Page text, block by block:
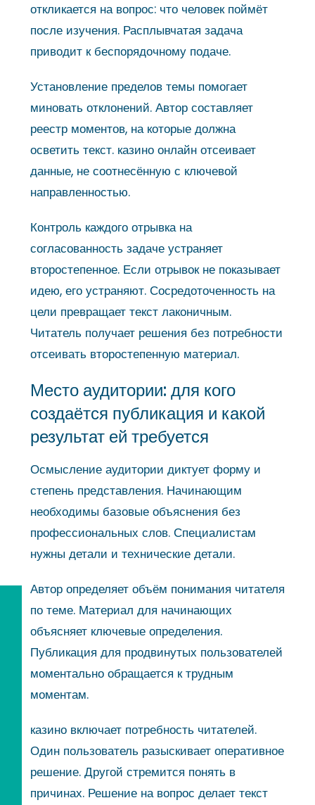
откликается на вопрос: что человек поймёт
после изучения. Расплывчатая задача
приводит к беспорядочному подаче.
Установление пределов темы помогает
миновать отклонений. Автор составляет
реестр моментов, на которые должна
осветить текст. казино онлайн отсеивает
данные, не соотнесённую с ключевой
направленностью.
Контроль каждого отрывка на
согласованность задаче устраняет
второстепенное. Если отрывок не показывает
идею, его устраняют. Сосредоточенность на
цели превращает текст лаконичным.
Читатель получает решения без потребности
отсеивать второстепенную материал.
Место аудитории: для кого
создаётся публикация и какой
результат ей требуется
Осмысление аудитории диктует форму и
степень представления. Начинающим
необходимы базовые объяснения без
профессиональных слов. Специалистам
нужны детали и технические детали.
Автор определяет объём понимания читателя
по теме. Материал для начинающих
объясняет ключевые определения.
Публикация для продвинутых пользователей
моментально обращается к трудным
моментам.
казино включает потребность читателей.
Один пользователь разыскивает оперативное
решение. Другой стремится понять в
причинах. Решение на вопрос делает текст